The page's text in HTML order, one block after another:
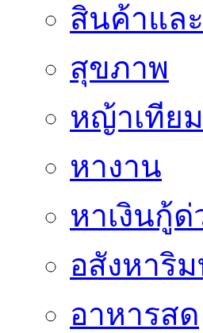
สินค้าแล
สุขภาพ
หญ้าเทียม
หางาน
หาเงินกู้ด่
อสังหาริ
อาหารสด